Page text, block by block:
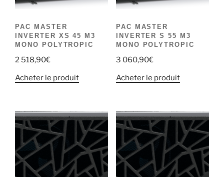
PAC MASTER
INVERTER XS 45 M3
MONO POLYTROPIC
2 518,90€
Acheter le produit
PAC MASTER
INVERTER S 55 M3
MONO POLYTROPIC
3 060,90€
Acheter le produit